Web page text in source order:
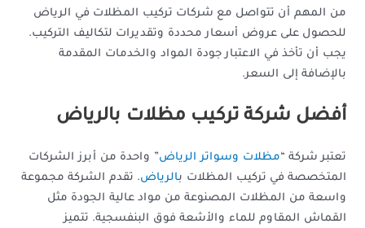
من المهم أن تتواصل مع شركات تركيب المظلات في الرياض
للحصول على عروض أسعار محددة وتقديرات لتكاليف التركيب.
يجب أن تأخذ في الاعتبار جودة المواد والخدمات المقدمة
بالإضافة إلى السعر.
أفضل شركة تركيب مظلات بالرياض
تعتبر شركة “مظلات وسواتر الرياض” واحدة من أبرز الشركات
المتخصصة في تركيب المظلات بالرياض. تقدم الشركة مجموعة
واسعة من المظلات المصنوعة من مواد عالية الجودة مثل
القماش المقاوم للماء والأشعة فوق البنفسجية. تتميز